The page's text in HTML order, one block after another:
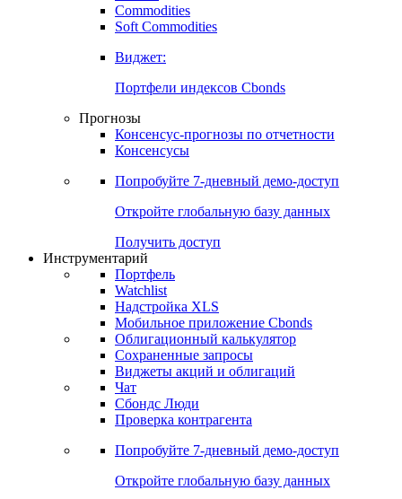
Commodities
Золото
Бензин
Soft Commodities
Виджет:
Портфели индексов Cbonds
Прогнозы
Консенсусы
Попробуйте7-дневный
Откройте глобальную базу данных
Получить доступ
Инструментарий
Портфель
Watchlist
Надстройка XLS
Мобильное приложение Cbonds
Облигационный калькулятор
Сохраненные запросы
Чат
Проверка контрагента